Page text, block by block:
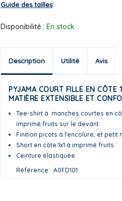
Guide des tailles
Disponibilité : En stock
Description Utilité Avis
PYJAMA COURT FILLE EN CÔTE
MATIÈRE EXTENSIBLE ET
Tee-shirt à manches courtes en
imprimé fruits sur le devant.
Finition picots à l'encolure, et petit
Short en côte 1x1 à imprimé fruits.
Ceinture élastiquée.
Référence
A0FD101